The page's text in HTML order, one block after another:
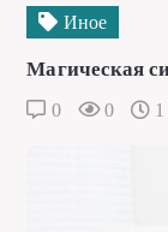
Иное
Магическая
0 0